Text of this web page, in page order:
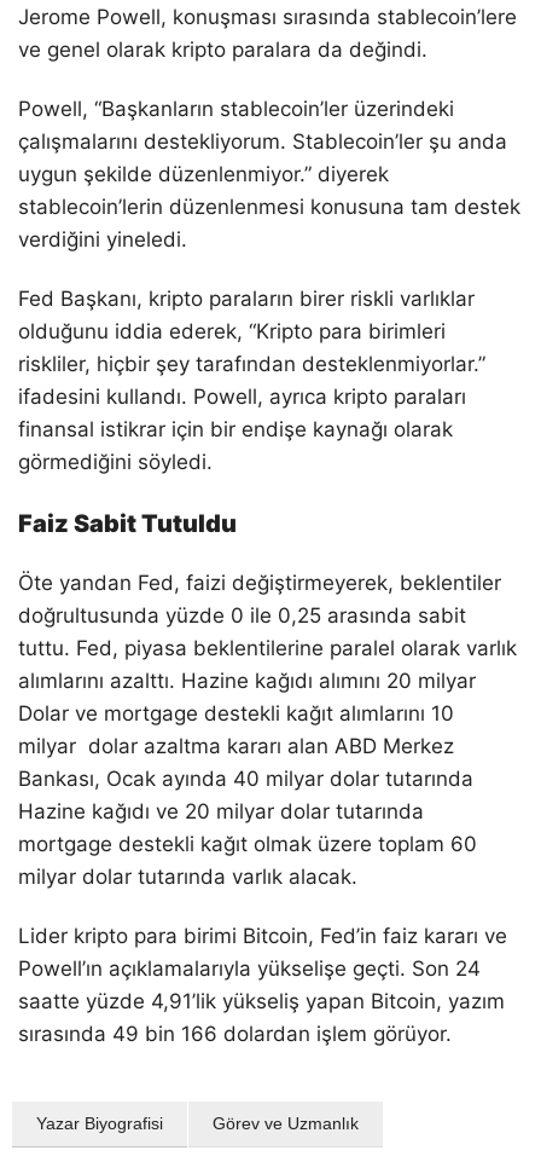
Jerome Powell, konuşması sırasında stablecoin’lere
ve genel olarak kripto paralara da değindi.
Powell, “Başkanların stablecoin’ler üzerindeki
çalışmalarını destekliyorum. Stablecoin’ler şu anda
uygun şekilde düzenlenmiyor.” diyerek
stablecoin’lerin düzenlenmesi konusuna tam destek
verdiğini yineledi.
Fed Başkanı, kripto paraların birer riskli varlıklar
olduğunu iddia ederek, “Kripto para birimleri
riskliler, hiçbir şey tarafından desteklenmiyorlar.”
ifadesini kullandı. Powell, ayrıca kripto paraları
finansal istikrar için bir endişe kaynağı olarak
görmediğini söyledi.
Faiz Sabit Tutuldu
Öte yandan Fed, faizi değiştirmeyerek, beklentiler
doğrultusunda yüzde 0 ile 0,25 arasında sabit
tuttu. Fed, piyasa beklentilerine paralel olarak varlık
alımlarını azalttı. Hazine kağıdı alımını 20 milyar
Dolar ve mortgage destekli kağıt alımlarını 10
milyar dolar azaltma kararı alan ABD Merkez
Bankası, Ocak ayında 40 milyar dolar tutarında
Hazine kağıdı ve 20 milyar dolar tutarında
mortgage destekli kağıt olmak üzere toplam 60
milyar dolar tutarında varlık alacak.
Lider kripto para birimi Bitcoin, Fed’in faiz kararı ve
Powell’ın açıklamalarıyla yükselişe geçti. Son 24
saatte yüzde 4,91’lik yükseliş yapan Bitcoin, yazım
sırasında 49 bin 166 dolardan işlem görüyor.
Yazar Biyografisi Görev ve Uzmanlık